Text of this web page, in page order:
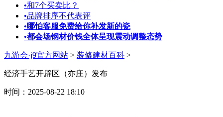
•和7个买卖比？
•品牌排序不代表评
•哪怕客服免费给你补发新的瓷
•都会场钢材价钱全体呈现震动调整态势
九游会·j9官方网站 > 装修建材百科 >
经济手艺开辟区（亦庄）发布
时间：2025-08-22 18:10